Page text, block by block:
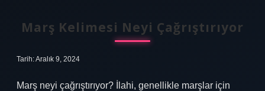
Marş Kelimesi Neyi Çağrıştırıyor
Tarih: Aralık 9, 2024
Marş neyi çağrıştırıyor? İlahi, genellikle marşlar için